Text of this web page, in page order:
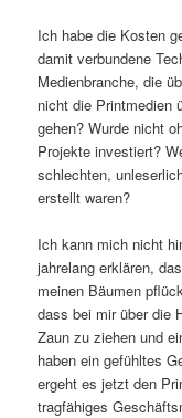
Ich habe die Kosten
damit verbundene
Medienbranche, die
nicht die Printmedien
gehen? Wurde nicht
Projekte investiert?
schlechten,
erstellt waren?
Ich kann mich nicht
jahrelang erklären,
meinen Bäumen
dass bei mir über die
Zaun zu ziehen und
haben ein gefühltes
ergeht es jetzt den
tragfähiges